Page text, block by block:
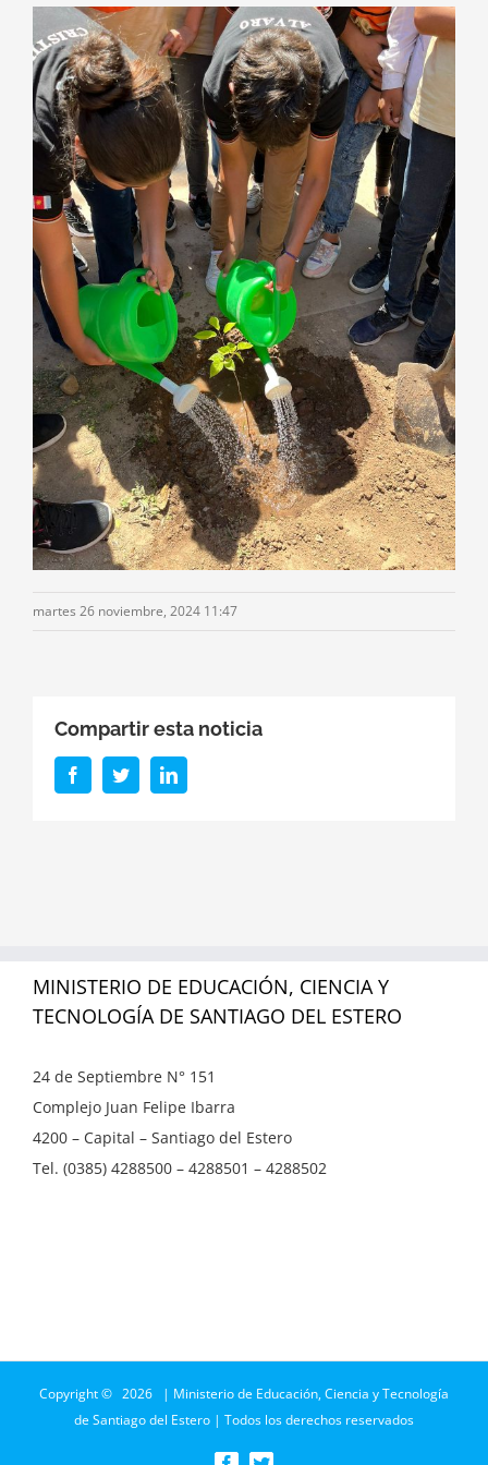
martes 26 noviembre, 2024 11:47
Compartir esta noticia
FacebookTwitterLinkedIn
MINISTERIO DE EDUCACIÓN, CIENCIA Y
TECNOLOGÍA DE SANTIAGO DEL ESTERO
24 de Septiembre N° 151
Complejo Juan Felipe Ibarra
4200 – Capital – Santiago del Estero
Tel. (0385) 4288500 – 4288501 – 4288502
Copyright © 2026 | Ministerio de Educación, Ciencia y Tecnología
de Santiago del Estero | Todos los derechos reservados